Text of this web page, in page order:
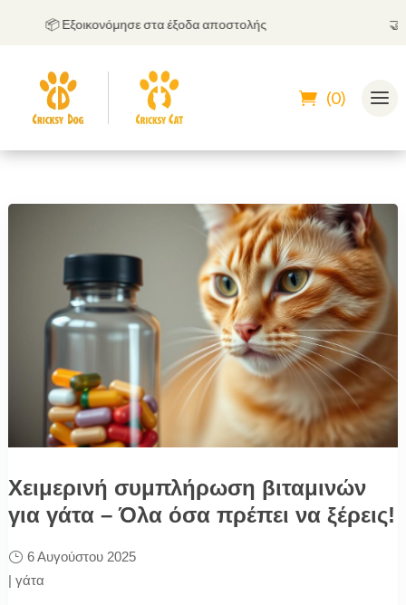
📦 Εξοικονόμησε στα έξοδα αποστολής
(0)
Χειμερινή συμπλήρωση βιταμινών
για γάτα – Όλα όσα πρέπει να ξέρεις!
6 Αυγούστου 2025
| γάτα